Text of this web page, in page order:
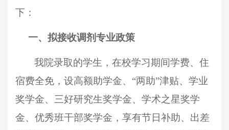
下：
一、 拟接收调剂专业政策
我院录取的学生，在校学习期间学费、住
宿费全免，设高额助学金、 “两助”津贴、学业
奖学金、 三好研究生奖学金、 学术之星奖学
金、优秀班干部奖学金 ，享有节日补助、出差